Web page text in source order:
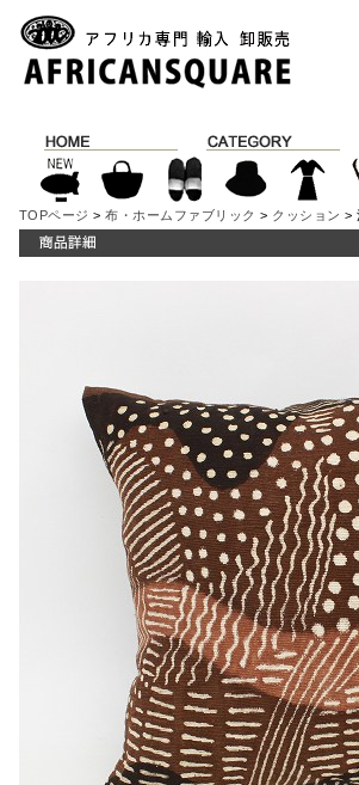
TOPページ >布・ホームファブリック > クッション >